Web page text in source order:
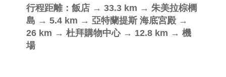
行程距離：飯店 → 33.3 km → 朱美拉棕櫚
島 → 5.4 km → 亞特蘭提斯 海底宮殿 →
26 km → 杜拜購物中心 → 12.8 km → 機
場